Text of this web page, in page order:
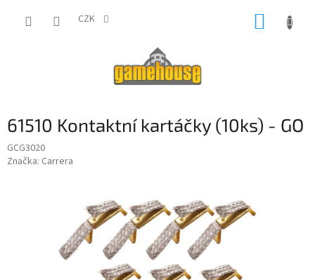
CZK
61510 Kontaktní kartáčky (10ks) - GO
GCG3020
Značka: Carrera